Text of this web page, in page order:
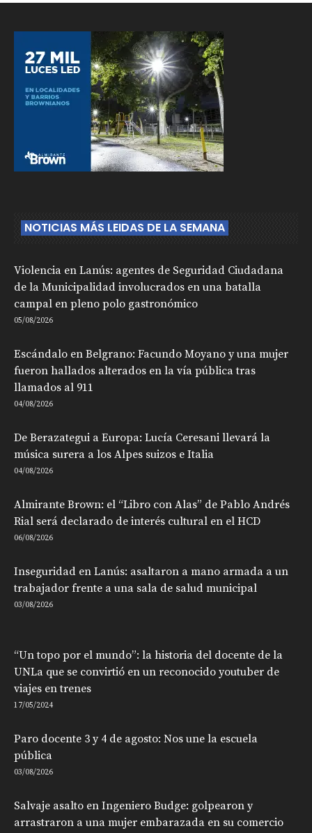
NOTICIAS MÁS LEIDAS DE LA SEMANA
Violencia en Lanús: agentes de Seguridad Ciudadana
de la Municipalidad involucrados en una batalla
campal en pleno polo gastronómico
05/08/2026
Escándalo en Belgrano: Facundo Moyano y una mujer
fueron hallados alterados en la vía pública tras
llamados al 911
04/08/2026
De Berazategui a Europa: Lucía Ceresani llevará la
música surera a los Alpes suizos e Italia
04/08/2026
Almirante Brown: el “Libro con Alas” de Pablo Andrés
Rial será declarado de interés cultural en el HCD
06/08/2026
Inseguridad en Lanús: asaltaron a mano armada a un
trabajador frente a una sala de salud municipal
03/08/2026
“Un topo por el mundo”: la historia del docente de la
UNLa que se convirtió en un reconocido youtuber de
viajes en trenes
17/05/2024
Paro docente 3 y 4 de agosto: Nos une la escuela
pública
03/08/2026
Salvaje asalto en Ingeniero Budge: golpearon y
arrastraron a una mujer embarazada en su comercio